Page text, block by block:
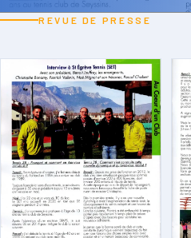
REVUE DE PRESSE